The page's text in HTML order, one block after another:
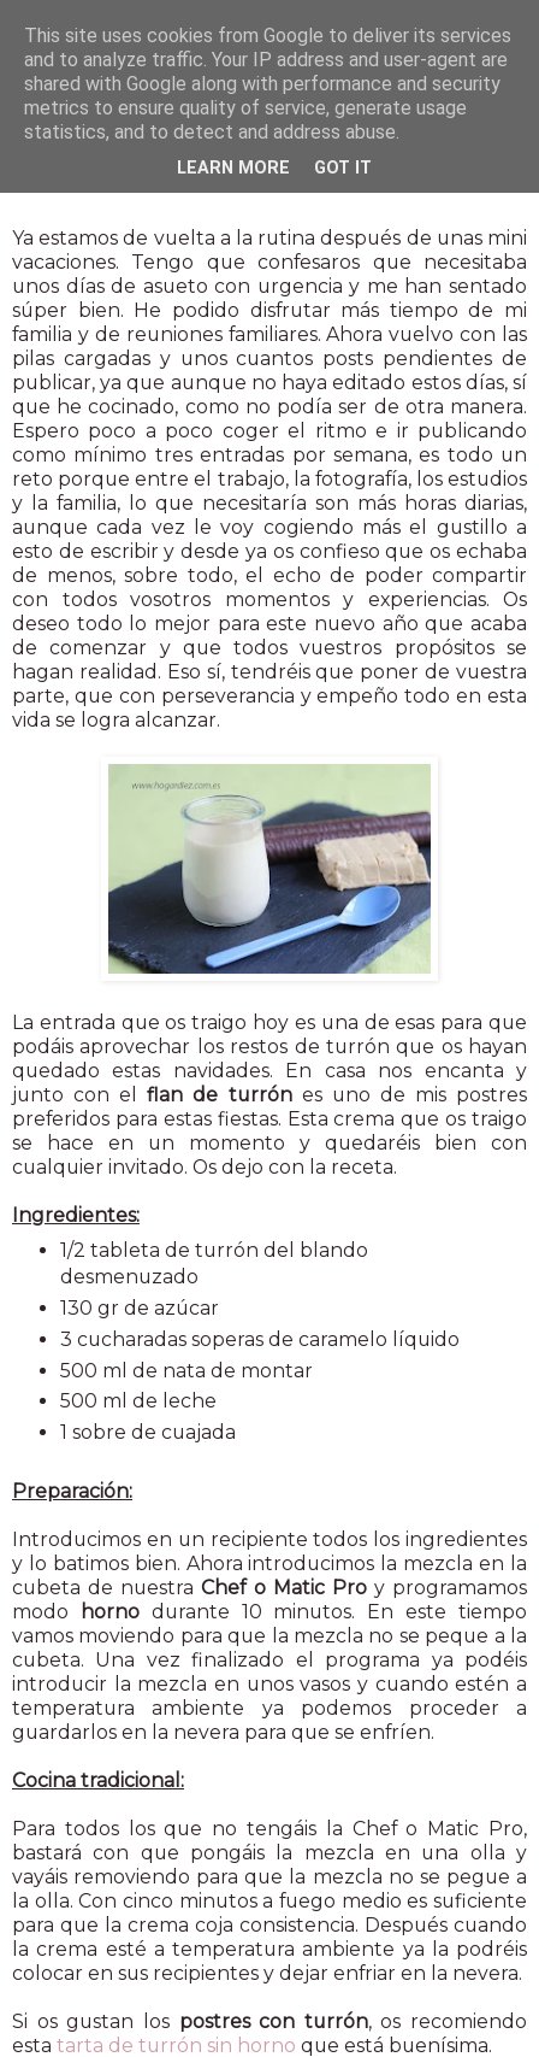
Crema de turrón
Ya estamos de vuelta a la rutina después de unas mini
vacaciones. Tengo que confesaros que necesitaba
unos días de asueto con urgencia y me han sentado
súper bien. He podido disfrutar más tiempo de mi
familia y de reuniones familiares. Ahora vuelvo con las
pilas cargadas y unos cuantos posts pendientes de
publicar, ya que aunque no haya editado estos días, sí
que he cocinado, como no podía ser de otra manera.
Espero poco a poco coger el ritmo e ir publicando
como mínimo tres entradas por semana, es todo un
reto porque entre el trabajo, la fotografía, los estudios
y la familia, lo que necesitaría son más horas diarias,
aunque cada vez le voy cogiendo más el gustillo a
esto de escribir y desde ya os confieso que os echaba
de menos, sobre todo, el echo de poder compartir
con todos vosotros momentos y experiencias. Os
deseo todo lo mejor para este nuevo año que acaba
de comenzar y que todos vuestros propósitos se
hagan realidad. Eso sí, tendréis que poner de vuestra
parte, que con perseverancia y empeño todo en esta
vida se logra alcanzar.
La entrada que os traigo hoy es una de esas para que
podáis aprovechar los restos de turrón que os hayan
quedado estas navidades. En casa nos encanta y
junto con elflan de turrónes uno de mis postres
preferidos para estas fiestas. Esta crema que os traigo
se hace en un momento y quedaréis bien con
cualquier invitado. Os dejo con la receta.
Ingredientes:
1/2 tableta de turrón del blando
desmenuzado
130 gr de azúcar
3 cucharadas soperas de caramelo líquido
500 ml de nata de montar
500 ml de leche
1 sobre de cuajada
Preparación:
Introducimos en un recipiente todos los ingredientes
y lo batimos bien. Ahora introducimos la mezcla en la
cubeta de nuestraChef o Matic Proy programamos
modo
hornodurante 10 minutos. En este tiempo
vamos moviendo para que la mezcla no se peque a la
cubeta. Una vez finalizado el programa ya podéis
introducir la mezcla en unos vasos y cuando estén a
temperatura ambiente ya podemos proceder a
guardarlos en la nevera para que se enfríen.
Cocina tradicional:
Para todos los que no tengáis la Chef o Matic Pro,
bastará con que pongáis la mezcla en una olla y
vayáis removiendo para que la mezcla no se pegue a
la olla. Con cinco minutos a fuego medio es suficiente
para que la crema coja consistencia. Después cuando
la crema esté a temperatura ambiente ya la podréis
colocar en sus recipientes y dejar enfriar en la nevera.
Si os gustan los postres con turrón, os recomiendo
esta tarta de turrón sin horno que está buenísima.
This site uses cookies from Google to deliver its services
and to analyze traffic. Your IP address and user-agent are
shared with Google along with performance and security
metrics to ensure quality of service, generate usage
statistics, and to detect and address abuse.
LEARN MORE GOT IT